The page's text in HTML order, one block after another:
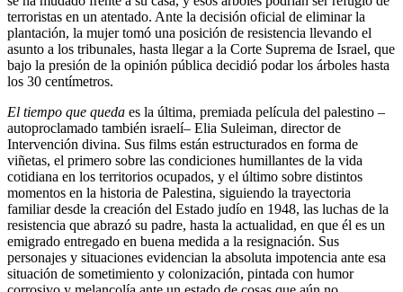
terroristas en un atentado. Ante la decisión oficial de eliminar la
plantación, la mujer tomó una posición de resistencia llevando el
asunto a los tribunales, hasta llegar a la Corte Suprema de Israel, que
bajo la presión de la opinión pública decidió podar los árboles hasta
los 30 centímetros.
El tiempo que queda es la última, premiada película del palestino –
autoproclamado también israelí– Elia Suleiman, director de
Intervención divina. Sus films están estructurados en forma de
viñetas, el primero sobre las condiciones humillantes de la vida
cotidiana en los territorios ocupados, y el último sobre distintos
momentos en la historia de Palestina, siguiendo la trayectoria
familiar desde la creación del Estado judío en 1948, las luchas de la
resistencia que abrazó su padre, hasta la actualidad, en que él es un
emigrado entregado en buena medida a la resignación. Sus
personajes y situaciones evidencian la absoluta impotencia ante esa
situación de sometimiento y colonización, pintada con humor